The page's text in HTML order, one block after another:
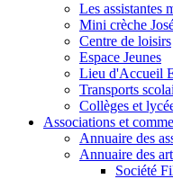
Les assistantes
Mini crèche
Centre de loisirs
Espace Jeunes
Lieu d'Accueil
Transports
Collèges et
Associations et
Annuaire des
Annuaire des
Société